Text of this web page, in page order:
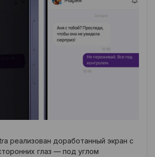
реализован доработанный экран с
глаз — под углом